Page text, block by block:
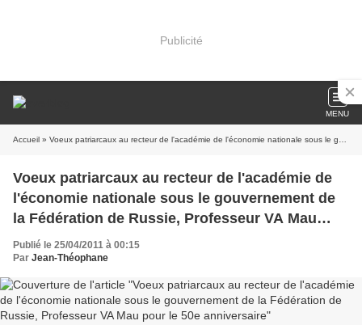
Publicité
MENU
Accueil » Voeux patriarcaux au recteur de l'académie de l'économie nationale sous le gouvernement de la Fédération de Russie, Professeur VA Mau pour le 50e anniversaire
Voeux patriarcaux au recteur de l'académie de
l'économie nationale sous le gouvernement de
la Fédération de Russie, Professeur VA Mau
pour le 50e anniversaire
Publié le 25/04/2011 à 00:15
Par Jean-Théophane